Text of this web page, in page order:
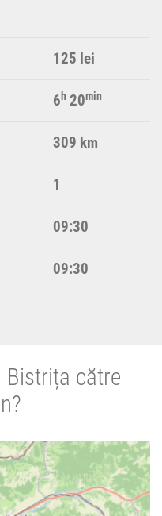
125 lei
6h 20min
309 km
1
09:30
09:30
Bistrița către